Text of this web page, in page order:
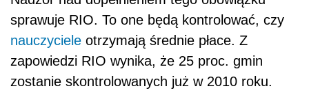
sprawuje RIO. To one będą kontrolować, czy
nauczyciele otrzymają średnie płace. Z
zapowiedzi RIO wynika, że 25 proc. gmin
zostanie skontrolowanych już w 2010 roku.